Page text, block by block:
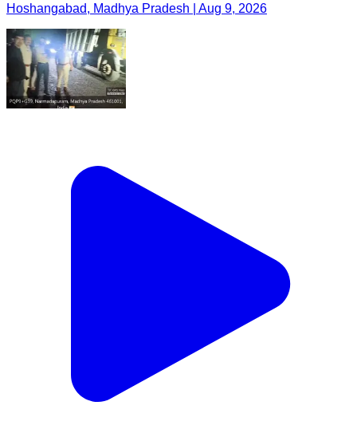
Hoshangabad, Madhya Pradesh | Aug 9, 2026